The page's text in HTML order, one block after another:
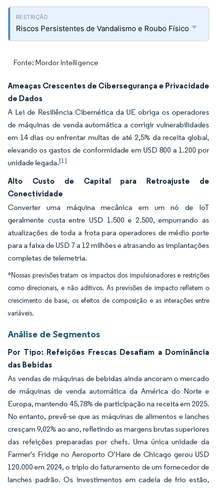
Riscos Persistentes de Vandalismo e Roubo Físico
Fonte: Mordor Intelligence
Ameaças Crescentes de Cibersegurança e Privacidade
de Dados
A Lei de Resiliência Cibernética da UE obriga os operadores
de máquinas de venda automática a corrigir vulnerabilidades
em 14 dias ou enfrentar multas de até 2,5% da receita global,
elevando os gastos de conformidade em USD 800 a 1.200 por
unidade legada.[1]
Alto Custo de Capital para Retroajuste de
Conectividade
Converter uma máquina mecânica em um nó de IoT
geralmente custa entre USD 1.500 e 2.500, empurrando as
atualizações de toda a frota para operadores de médio porte
para a faixa de USD 7 a 12 milhões e atrasando as implantações
completas de telemetria.
*Nossas previsões tratam os impactos dos impulsionadores e restrições
como direcionais, e não aditivos. As previsões de impacto refletem o
crescimento de base, os efeitos de composição e as interações entre
variáveis.
Análise de Segmentos
Por Tipo: Refeições Frescas Desafiam a Dominância
das Bebidas
As vendas de máquinas de bebidas ainda ancoram o mercado
de máquinas de venda automática da América do Norte e
Europa, mantendo 45,78% de participação na receita em 2025.
No entanto, prevê-se que as máquinas de alimentos e lanches
cresçam 9,02% ao ano, refletindo as margens brutas superiores
das refeições preparadas por chefs. Uma única unidade da
Farmer's Fridge no Aeroporto O'Hare de Chicago gerou USD
120.000 em 2024, o triplo do faturamento de um fornecedor de
lanches padrão. Os investimentos em cadeia de frio estão,